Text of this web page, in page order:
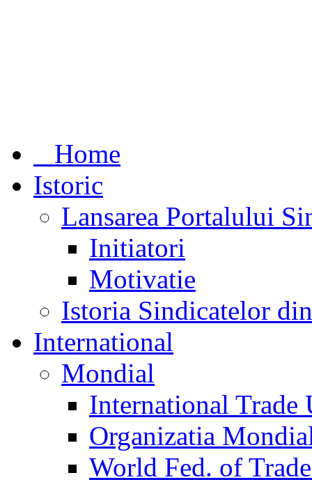
Home
Istoric
Lansarea Portalului
Initiatori
Motivatie
Istoria Sindicatelor
International
Mondial
International Trade
Organizatia
World Fed. of